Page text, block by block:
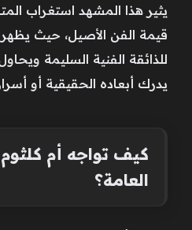
يثير هذا المشهد استغراب
قيمة الفن الأصيل، حيث
للذائقة الفنية السليمة
يدرك أبعاده الحقيقية أو
كيف تواجه أم كلثوم
العامة؟